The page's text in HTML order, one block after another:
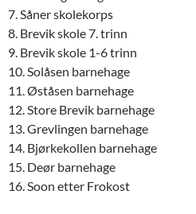
7. Såner skolekorps
8. Brevik skole 7. trinn
9. Brevik skole 1-6 trinn
10. Solåsen barnehage
11. Øståsen barnehage
12. Store Brevik barnehage
13. Grevlingen barnehage
14. Bjørkekollen barnehage
15. Deør barnehage
16. Soon etter Frokost